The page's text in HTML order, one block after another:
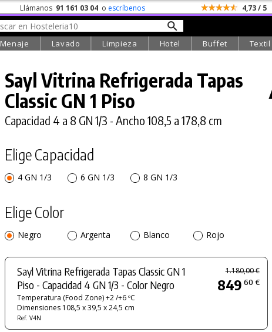
Llámanos 91 161 03 04 o escríbenos 4,73 / 5
Menaje Lavado Limpieza Hotel Buffet Textil
Sayl Vitrina Refrigerada Tapas
Classic GN 1 Piso
Capacidad 4 a 8 GN 1/3 - Ancho 108,5 a 178,8 cm
Elige Capacidad
4 GN 1/3 6 GN 1/3 8 GN 1/3
Elige Color
Negro Argenta Blanco Rojo
Sayl Vitrina Refrigerada Tapas Classic GN 1
Piso - Capacidad 4 GN 1/3 - Color Negro
Temperatura (Food Zone) +2 /+6 ºC
Dimensiones 108,5 x 39,5 x 24,5 cm
Ref. V4N
1.180,00 €
849 60 €